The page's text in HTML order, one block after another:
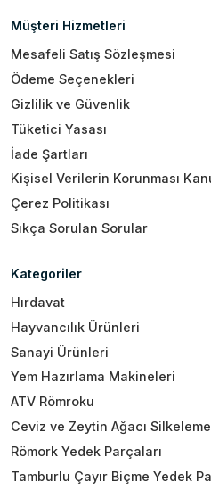
Müşteri Hizmetleri
Mesafeli Satış Sözleşmesi
Ödeme Seçenekleri
Gizlilik ve Güvenlik
Tüketici Yasası
İade Şartları
Kişisel Verilerin Korunması
Çerez Politikası
Sıkça Sorulan Sorular
Kategoriler
Hırdavat
Hayvancılık Ürünleri
Sanayi Ürünleri
Yem Hazırlama Makineleri
ATV Römroku
Ceviz ve Zeytin Ağacı
Römork Yedek Parçaları
Tamburlu Çayır Biçme Yedek